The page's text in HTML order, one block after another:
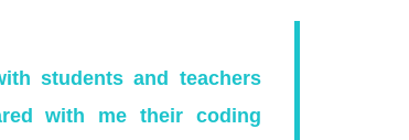
students and teachers
with me their coding